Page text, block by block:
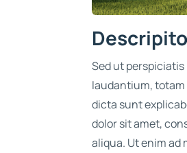
Sed ut
laudantium,
dicta sunt
dolor sit amet,
aliqua. Ut enim ad